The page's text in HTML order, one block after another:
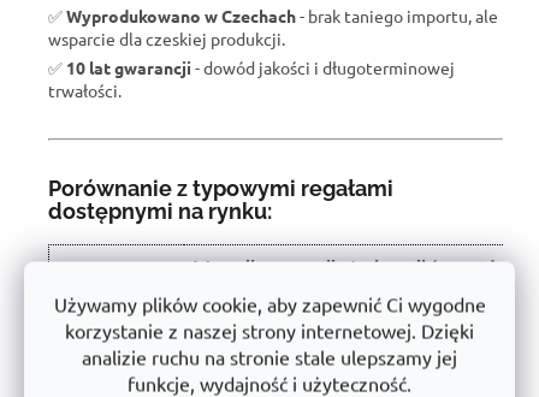
Używamy plików cookie, aby zapewnić Ci wygodne
korzystanie z naszej strony internetowej. Dzięki
analizie ruchu na stronie stale ulepszamy jej
funkcje, wydajność i użyteczność.
✅Wyprodukowano w Czechach- brak taniego importu, ale
wsparcie dla czeskiej produkcji.
✅ 10 lat gwarancji - dowód jakości i długoterminowej
trwałości.
Porównanie z typowymi regałami
dostępnymi na rynku:
W wyniku recenzji użytkowników produkt
Nośność półki
450 kg
Instalacja
Bezśrubowe - łatwe